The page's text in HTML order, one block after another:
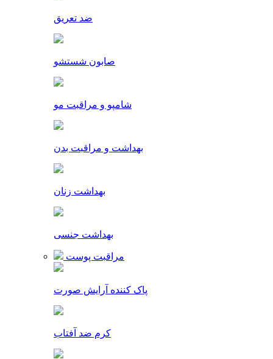
ضد تعریق
صابون شستشو
شامپو و مراقبت مو
بهداشت و مراقبت بدن
بهداشت زنان
بهداشت جنسی
مراقبت پوست
پاک کننده آرایش صورت
کرم ضد آفتاب